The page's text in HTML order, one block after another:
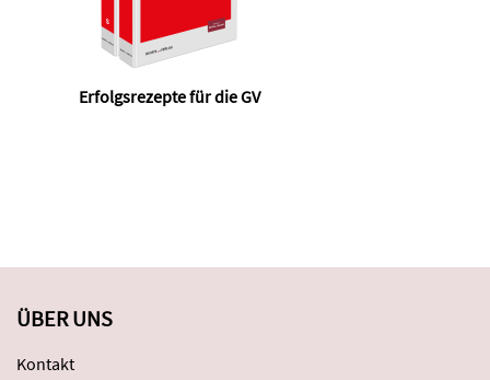
Erfolgsrezepte für die GV
ÜBER UNS
Kontakt